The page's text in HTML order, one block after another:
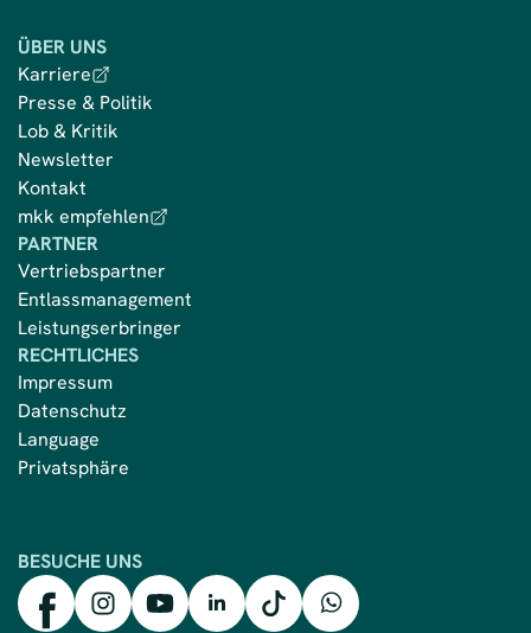
BESUCHE UNS
mkk auf Facebook
mkk auf Instagram
mkk auf YouTube
mkk auf LinkedIn
mkk auf TikTokmkk auf WhatsApp
ÜBER UNS
Karriere
Presse & Politik
Lob & Kritik
Newsletter
Kontakt
mkk empfehlen
PARTNER
Vertriebspartner
Entlassmanagement
Leistungserbringer
RECHTLICHES
Impressum
Datenschutz
Language
Privatsphäre